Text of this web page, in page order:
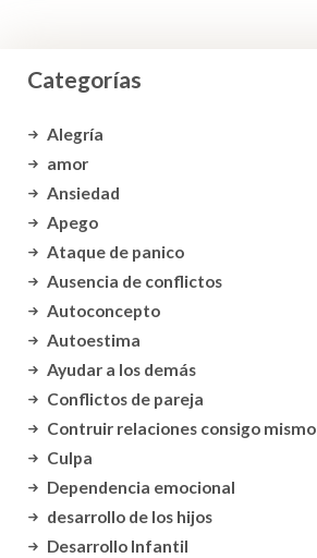
Categorías
Alegría
amor
Ansiedad
Apego
Ataque de panico
Ausencia de conflictos
Autoconcepto
Autoestima
Ayudar a los demás
Conflictos de pareja
Contruir relaciones consigo mismo
Culpa
Dependencia emocional
desarrollo de los hijos
Desarrollo Infantil